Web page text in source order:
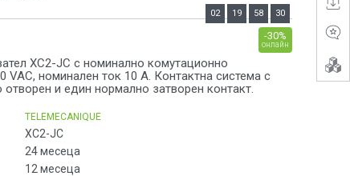
XC2-JC с номинално комутационно
VAC, номинален ток 10 A. Контактна система с
и един нормално затворен контакт.
TELEMECANIQUE
XC2-JC
24 месеца
12 месеца
-30%
онлайн
02 19 58 29